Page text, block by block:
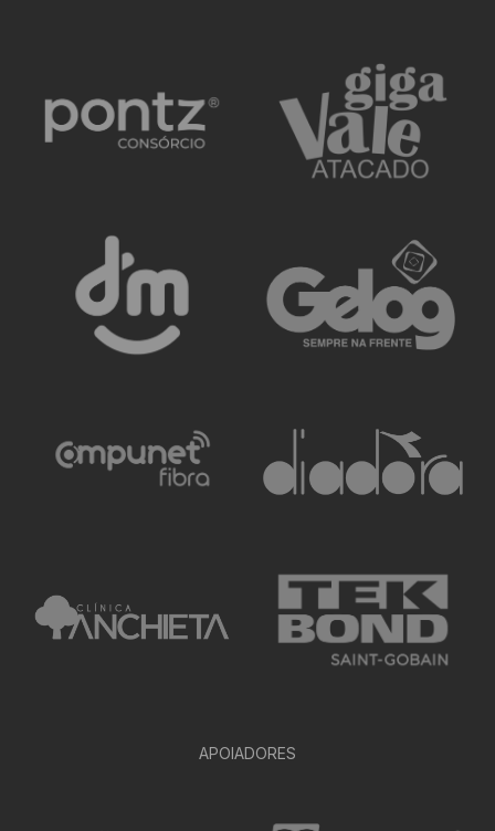
APOIADORES